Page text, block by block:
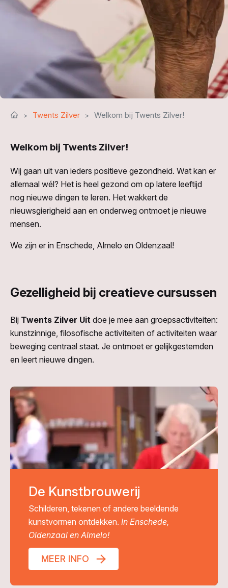
Twents Zilver Welkom bij Twents Zilver!
Welkom bij Twents Zilver!
Wij gaan uit van ieders positieve gezondheid. Wat kan er
allemaal wél? Het is heel gezond om op latere leeftijd
nog nieuwe dingen te leren. Het wakkert de
nieuwsgierigheid aan en onderweg ontmoet je nieuwe
mensen.
We zijn er in Enschede, Almelo en Oldenzaal!
Gezelligheid bij creatieve cursussen
Bij Twents Zilver Uit doe je mee aan groepsactiviteiten:
kunstzinnige, filosofische activiteiten of activiteiten waar
beweging centraal staat. Je ontmoet er gelijkgestemden
en leert nieuwe dingen.
De Kunstbrouwerij
Schilderen, tekenen of andere beeldende
kunstvormen ontdekken. In Enschede,
Oldenzaal en Almelo!
MEER INFO